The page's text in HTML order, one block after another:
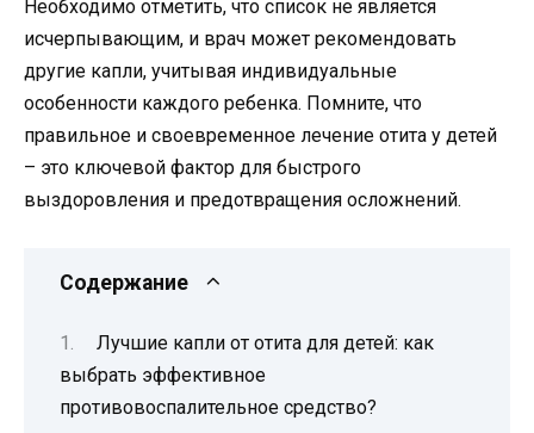
Необходимо отметить, что список не является
исчерпывающим, и врач может рекомендовать
другие капли, учитывая индивидуальные
особенности каждого ребенка. Помните, что
правильное и своевременное лечение отита у детей
– это ключевой фактор для быстрого
выздоровления и предотвращения осложнений.
Содержание
Лучшие капли от отита для детей: как
выбрать эффективное
противовоспалительное средство?